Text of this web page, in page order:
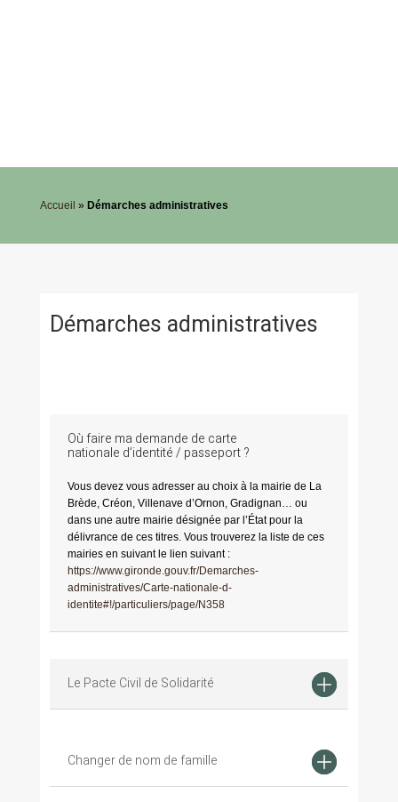
Accueil » Démarches administratives
Démarches administratives
Où faire ma demande de carte
nationale d’identité / passeport ?
Vous devez vous adresser au choix à la mairie de La
Brède, Créon, Villenave d’Ornon, Gradignan… ou
dans une autre mairie désignée par l’État pour la
délivrance de ces titres. Vous trouverez la liste de ces
mairies en suivant le lien suivant :
https://www.gironde.gouv.fr/Demarches-
administratives/Carte-nationale-d-
identite#!/particuliers/page/N358
Le Pacte Civil de Solidarité
Changer de nom de famille